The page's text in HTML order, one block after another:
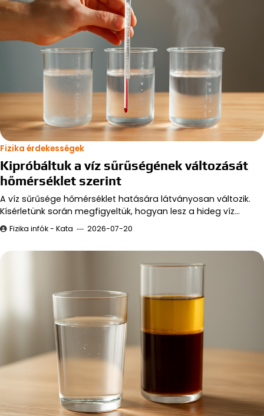
Fizika érdekességek
Kipróbáltuk a víz sűrűségének változását
hőmérséklet szerint
A víz sűrűsége hőmérséklet hatására látványosan változik.
Kísérletünk során megfigyeltük, hogyan lesz a hideg víz…
Fizika infók - Kata 2026-07-20